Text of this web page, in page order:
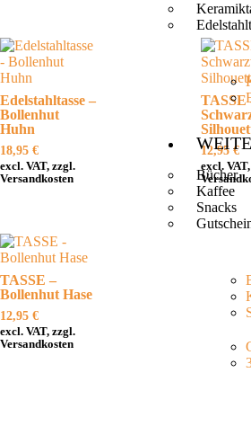
Bücher
Kaffee
Snacks
Edelstahltasse –
Bollenhut
Huhn
18,95 €
excl. VAT, zzgl.
Versandkosten
TASSE
12,95 €
excl.
TASSE –
Bollenhut Hase
12,95 €
excl. VAT, zzgl.
Versandkosten